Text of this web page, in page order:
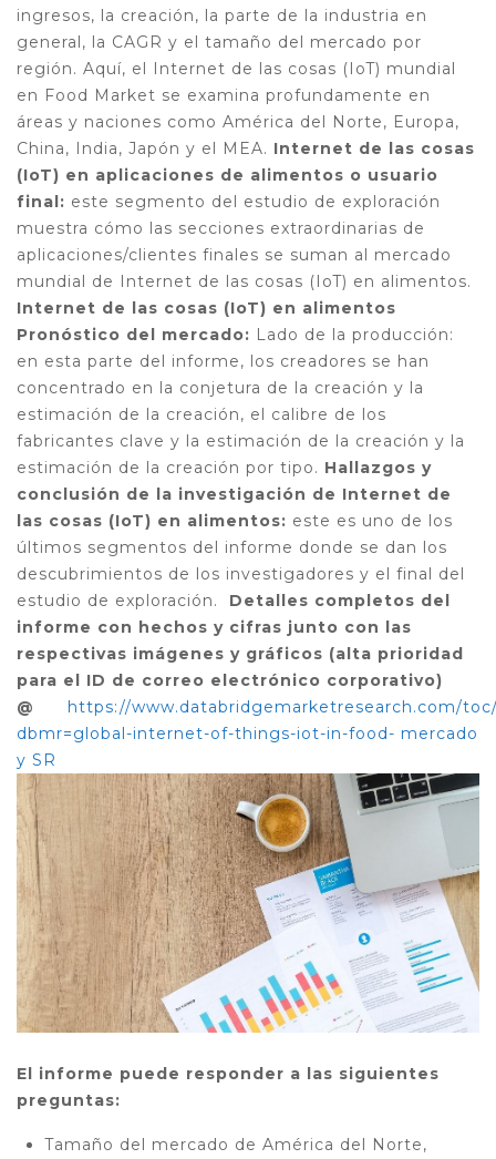
ingresos, la creación, la parte de la industria en
general, la CAGR y el tamaño del mercado por
región. Aquí, el Internet de las cosas (IoT) mundial
en Food Market se examina profundamente en
áreas y naciones como América del Norte, Europa,
China, India, Japón y el MEA. Internet de las cosas
(IoT) en aplicaciones de alimentos o usuario
final: este segmento del estudio de exploración
muestra cómo las secciones extraordinarias de
aplicaciones/clientes finales se suman al mercado
mundial de Internet de las cosas (IoT) en alimentos.
Internet de las cosas (IoT) en alimentos
Pronóstico del mercado: Lado de la producción:
en esta parte del informe, los creadores se han
concentrado en la conjetura de la creación y la
estimación de la creación, el calibre de los
fabricantes clave y la estimación de la creación y la
estimación de la creación por tipo. Hallazgos y
conclusión de la investigación de Internet de
las cosas (IoT) en alimentos: este es uno de los
últimos segmentos del informe donde se dan los
descubrimientos de los investigadores y el final del
estudio de exploración.
Detalles completos del
informe con hechos y cifras junto con las
respectivas imágenes y gráficos (alta prioridad
para el ID de correo electrónico corporativo)
@ https://www.databridgemarketresearch.com/
dbmr=global-internet-of-things-iot-in-food- mercado
y SR
El informe puede responder a las siguientes
preguntas:
Tamaño del mercado de América del Norte,